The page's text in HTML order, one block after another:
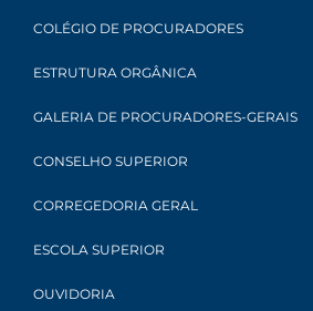
COLÉGIO DE PROCURADORES
ESTRUTURA ORGÂNICA
GALERIA DE PROCURADORES-GERAIS
CONSELHO SUPERIOR
CORREGEDORIA GERAL
ESCOLA SUPERIOR
OUVIDORIA